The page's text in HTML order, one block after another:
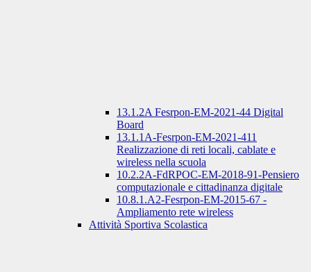
13.1.2A Fesrpon-EM-2021-44 Digital
Board
13.1.1A-Fesrpon-EM-2021-411
Realizzazione di reti locali, cablate e
wireless nella scuola
10.2.2A-FdRPOC-EM-2018-91-Pensiero
computazionale e cittadinanza digitale
10.8.1.A2-Fesrpon-EM-2015-67 -
Ampliamento rete wireless
Attività Sportiva Scolastica